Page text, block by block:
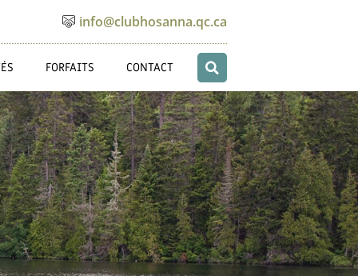
info@clubhosanna.qc.ca
FORFAITS CONTACT